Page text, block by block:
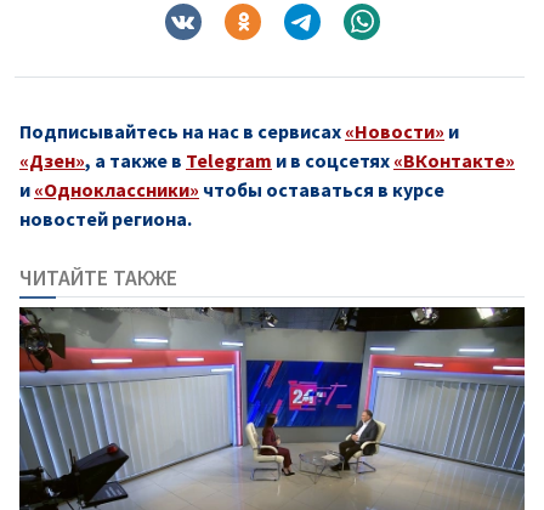
Подписывайтесь на нас в сервисах «Новости» и
«Дзен», а также в Telegram и в соцсетях «ВКонтакте»
и «Одноклассники» чтобы оставаться в курсе
новостей региона.
ЧИТАЙТЕ ТАКЖЕ